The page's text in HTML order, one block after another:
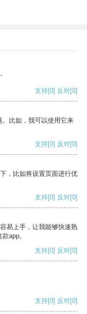
支持[0] 反对[0]
比如，我可以使用它来
支持[0] 反对[0]
，比如将设置页面进行优
支持[0] 反对[0]
易上手，让我能够快速熟
app。
支持[0] 反对[0]
支持[0] 反对[0]